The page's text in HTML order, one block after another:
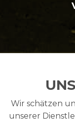
Wir schätzen
unserer